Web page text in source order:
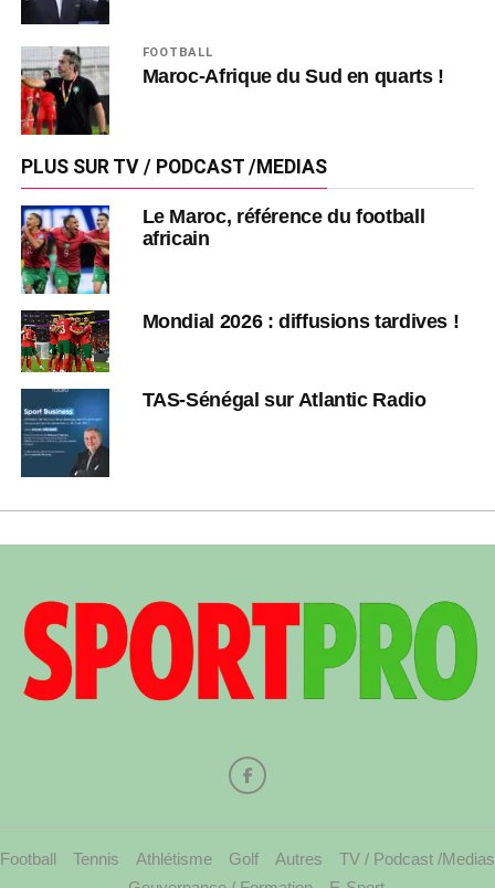
FOOTBALL
Maroc-Afrique du Sud en quarts !
PLUS SUR TV / PODCAST /MEDIAS
Le Maroc, référence du football
africain
Mondial 2026 : diffusions tardives !
TAS-Sénégal sur Atlantic Radio
Football Tennis Athlétisme Golf Autres
TV / Podcast /Medias